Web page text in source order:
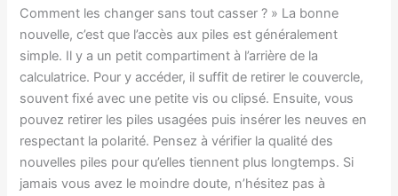
Comment les changer sans tout casser ? » La bonne
nouvelle, c’est que l’accès aux piles est généralement
simple. Il y a un petit compartiment à l’arrière de la
calculatrice. Pour y accéder, il suffit de retirer le couvercle,
souvent fixé avec une petite vis ou clipsé. Ensuite, vous
pouvez retirer les piles usagées puis insérer les neuves en
respectant la polarité. Pensez à vérifier la qualité des
nouvelles piles pour qu’elles tiennent plus longtemps. Si
jamais vous avez le moindre doute, n’hésitez pas à